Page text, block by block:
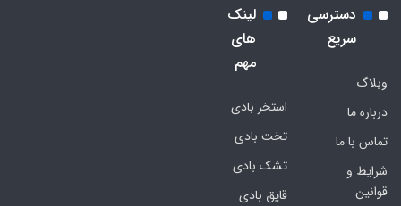
دسترسی
سریع
وبلاگ
درباره ما
تماس با ما
شرایط و
قوانین
لینک
های
مهم
استخر بادی
تخت بادی
تشک بادی
قایق بادی